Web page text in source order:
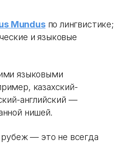
Mundusпо лингвистике;
и языковые
языковыми
казахский-
английский —
нишей.
рубеж — это не всегда